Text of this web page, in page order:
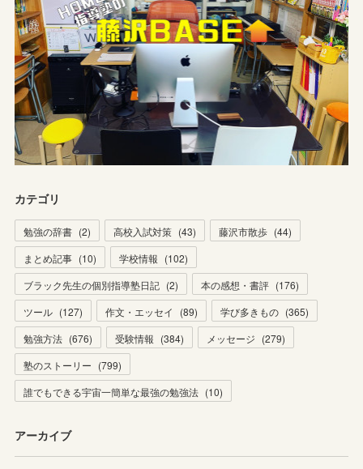
カテゴリ
勉強の辞書 (2) 高校入試対策 (43) 藤沢市散歩 (44)
まとめ記事 (10) 学校情報 (102)
ブラック先生の個別指導塾日記 (2) 本の感想・書評 (176)
ツール (127) 作文・エッセイ (89) 学び多きもの (365)
勉強方法 (676) 受験情報 (384) メッセージ (279)
塾のストーリー (799)
誰でもできる宇宙一簡単な最強の勉強法 (10)
アーカイブ